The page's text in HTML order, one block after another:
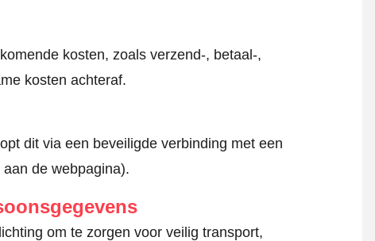
kosten, zoals verzend-, betaal-,
kosten achteraf.
dit via een beveiligde verbinding met een
de webpagina).
om te zorgen voor veilig transport,